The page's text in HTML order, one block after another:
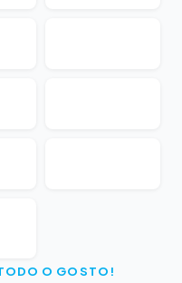
O GOSTO!